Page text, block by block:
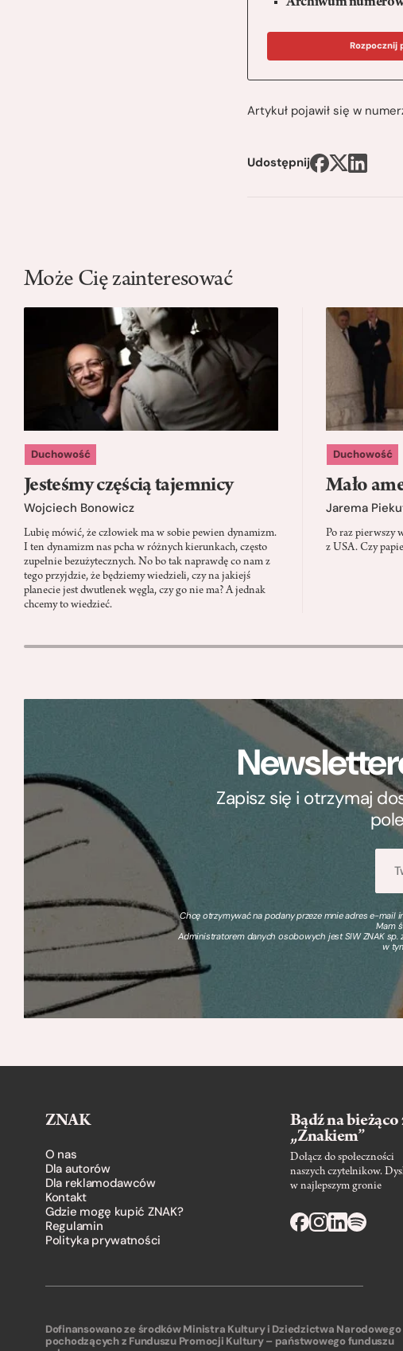
Rozpocznij
Artykuł pojawił się w
Udostępnij
Może Cię zainteresować
Duchowość
Jesteśmy częścią tajemnicy
Wojciech Bonowicz
Lubię mówić, że człowiek ma w sobie pewien dynamizm.
I ten dynamizm nas pcha w różnych kierunkach, często
zupełnie bezużytecznych. No bo tak naprawdę co nam z
tego przyjdzie, że będziemy wiedzieli, czy na jakiejś
planecie jest dwutlenek węgla, czy go nie ma? A jednak
chcemy to wiedzieć.
Duchowość
Mało
Jarema
Po raz pierwszy
z USA. Czy
Zapisz się i otrzymaj
Chcę otrzymywać na podany przeze mnie adres e-mail
Mam
Administratorem danych osobowych jest SIW ZNAK sp.
w
ZNAK
O nas
Dla autorów
Dla reklamodawców
Kontakt
Gdzie mogę kupić ZNAK?
Regulamin
Polityka prywatności
Bądź na bieżąco
„Znakiem”
Dołącz do społeczności
naszych czytelnikow.
w najlepszym gronie
Dofinansowano ze środków Ministra Kultury i Dziedzictwa Narodowego
pochodzących z Funduszu Promocji Kultury – państwowego funduszu